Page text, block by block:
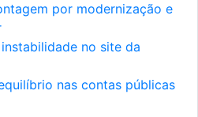
por modernização e
no site da
nas contas públicas